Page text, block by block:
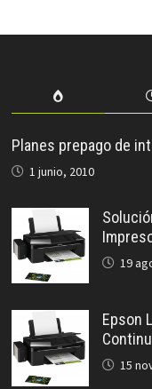
Planes prepago de
1 junio, 2010
19
Epson
15